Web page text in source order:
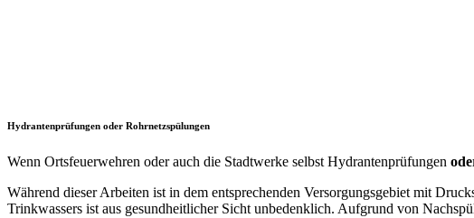
Hydrantenprüfungen oder Rohrnetzspülungen
Wenn Ortsfeuerwehren oder auch die Stadtwerke selbst Hydrantenprüfungen
Während dieser Arbeiten ist in dem entsprechenden Versorgungsgebiet mit
Trinkwassers ist aus gesundheitlicher Sicht unbedenklich. Aufgrund von